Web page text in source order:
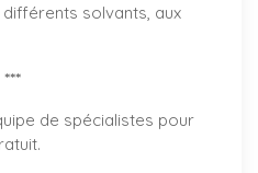
différents solvants, aux
***
de spécialistes pour
.